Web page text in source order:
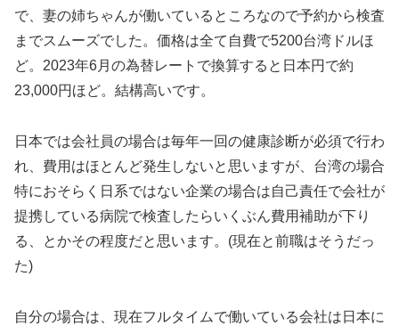
で、妻の姉ちゃんが働いているところなので予約から検査
までスムーズでした。価格は全て自費で5200台湾ドルほ
ど。2023年6月の為替レートで換算すると日本円で約
23,000円ほど。結構高いです。
日本では会社員の場合は毎年一回の健康診断が必須で行わ
れ、費用はほとんど発生しないと思いますが、台湾の場合
特におそらく日系ではない企業の場合は自己責任で会社が
提携している病院で検査したらいくぶん費用補助が下り
る、とかその程度だと思います。(現在と前職はそうだっ
た)
自分の場合は、現在フルタイムで働いている会社は日本に